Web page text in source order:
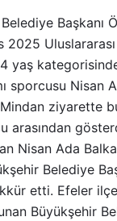
Başkanı
2025
yaş
sporcusu Nisan
ziyarette
arasından
Nisan Ada
Belediye
etti. Efeler
Büyükşehir